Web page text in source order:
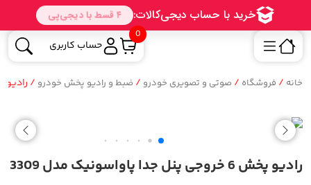
0
حساب کاربری
خانه / فروشگاه / صوتی و تصویری خودرو / ضبط و رادیو پخش خودرو / رادیو پخش 6 خروجی پنل جدا
رادیو پخش 6 خروجی پنل جدا پاواسونیک مدل 3309